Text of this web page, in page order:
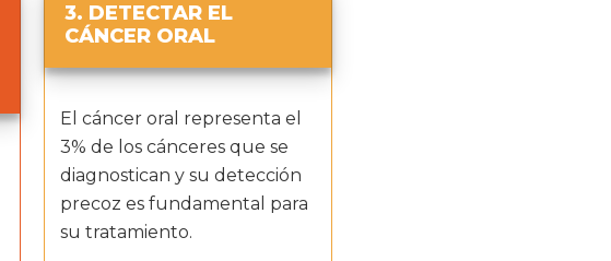
3. DETECTAR EL
CÁNCER ORAL
El cáncer oral representa el
3% de los cánceres que se
diagnostican y su detección
precoz es fundamental para
su tratamiento.